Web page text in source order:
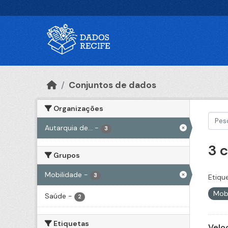
Conjuntos de dados
Organizações
Autarquia de... - 3
Grupos
Mobilidade - 3
Saúde - 2
Etiquetas
3